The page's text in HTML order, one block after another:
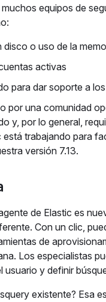
equipos de
disco o uso de la
activas
para dar soporte a
por una comunidad
y, por lo general,
trabajando para
versión 7.13.
de Elastic es
Con un clic,
de
Los especialistas
y definir
existente? Esa